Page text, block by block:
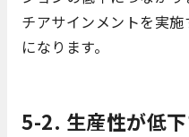
チアサインメントを実
になります。
5-2. 生産性が低